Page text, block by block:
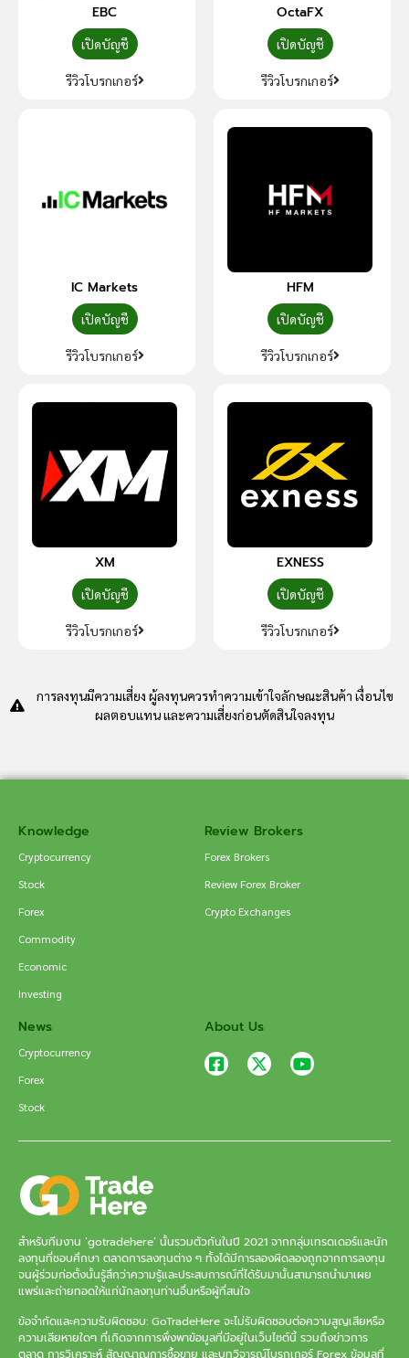
EBC
เปิดบัญชี
รีวิวโบรกเกอร์
OctaFX
เปิดบัญชี
รีวิวโบรกเกอร์
IC Markets
เปิดบัญชี
รีวิวโบรกเกอร์
HFM
เปิดบัญชี
รีวิวโบรกเกอร์
XM
เปิดบัญชี
รีวิวโบรกเกอร์
EXNESS
เปิดบัญชี
รีวิวโบรกเกอร์
การลงทุนมีความเสี่ยง ผู้ลงทุนควรทำความเข้าใจลักษณะสินค้า เงื่อนไข
ผลตอบแทน และความเสี่ยงก่อนตัดสินใจลงทุน
Knowledge
Cryptocurrency
Stock
Forex
Commodity
Economic
Investing
Review Brokers
Forex Brokers
Review Forex Broker
Crypto Exchanges
News
Cryptocurrency
Forex
Stock
About Us
สำหรับทีมงาน ‘gotradehere’ นั้นรวมตัวกันในปี 2021 จากกลุ่มเทรดเดอร์และนัก
ลงทุนที่ชอบศึกษา ตลาดการลงทุนต่าง ๆ ทั้งได้มีการลองผิดลองถูกจากการลงทุน
จนผู้ร่วมก่อตั้งนั้นรู้สึกว่าความรู้และประสบการณ์ที่ได้รับมานั้นสามารถนำมาเผย
แพร่และถ่ายทอดให้แก่นักลงทุนท่านอื่นหรือผู้ที่สนใจ
ข้อจำกัดและความรับผิดชอบ: GoTradeHere จะไม่รับผิดชอบต่อความสูญเสียหรือ
ความเสียหายใดๆ ที่เกิดจากการพึ่งพาข้อมูลที่มีอยู่ในเว็บไซต์นี้ รวมถึงข่าวการ
ตลาด การวิเคราะห์ สัญญาณการซื้อขาย และบทวิจารณ์โบรกเกอร์ Forex ข้อมูลที่